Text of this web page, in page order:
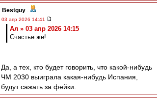
Bestguy -
03 апр 2026 14:41
Ал » 03 апр 2026 14:15
Счастье же!
Да, а тех, кто будет говорить, что какой-нибудь
ЧМ 2030 выиграла какая-нибудь Испания,
будут сажать за фейки.